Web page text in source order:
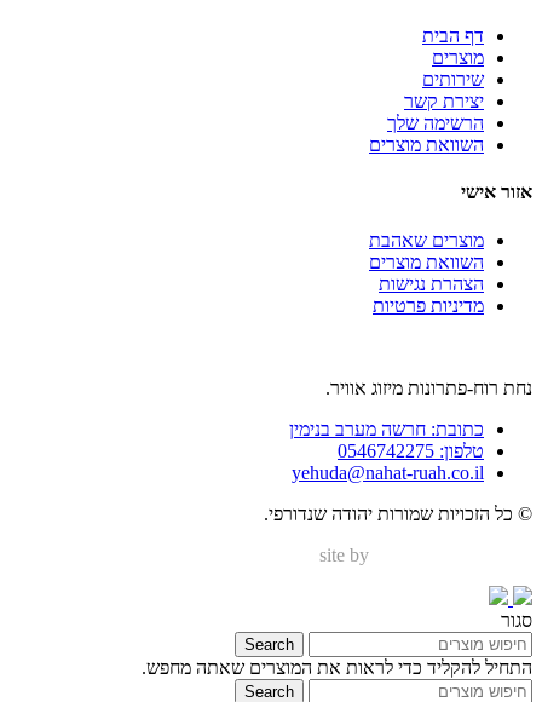
דף הבית
מוצרים
שירותים
יצירת קשר
הרשימה שלך
השוואת מוצרים
אזור אישי
מוצרים שאהבת
השוואת מוצרים
הצהרת נגישות
מדיניות פרטיות
נחת רוח-פתרונות מיזוג אוויר.
כתובת: חרשה מערב בנימין
טלפון: 0546742275
yehuda@nahat-ruah.co.il
© כל הזכויות שמורות יהודה שנדורפי.
site by
סגור
Search
התחיל להקליד כדי לראות את המוצרים שאתה מחפש.
Search